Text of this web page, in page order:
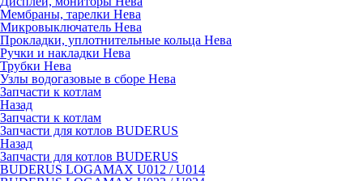
Мембраны, тарелки Нева
Микровыключатель Нева
Прокладки, уплотнительные кольца Нева
Ручки и накладки Нева
Трубки Нева
Узлы водогазовые в сборе Нева
Запчасти к котлам
Назад
Запчасти к котлам
Запчасти для котлов BUDERUS
Назад
Запчасти для котлов BUDERUS
BUDERUS LOGAMAX U012 / U014